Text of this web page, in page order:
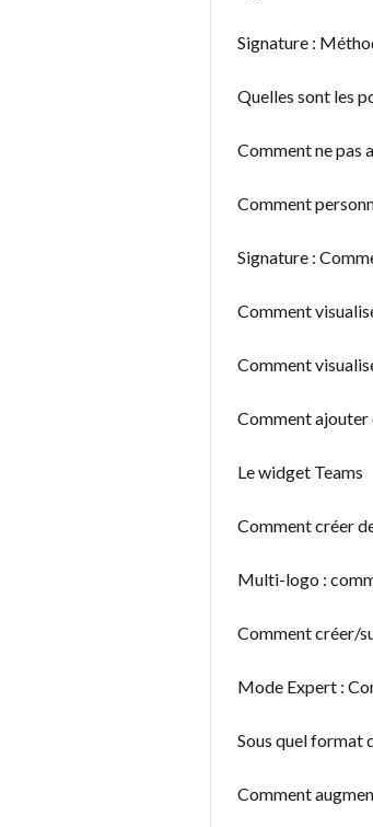
Signature :
Quelles sont les
Comment ne pas
Comment
Signature :
Comment
Comment
Comment ajouter
Le widget Teams
Comment créer
Multi-logo :
Comment créer/
Mode Expert :
Sous quel format
Comment